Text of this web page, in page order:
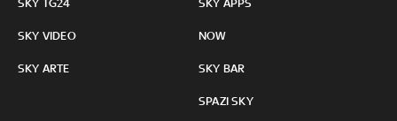
SKY TG24
SKY VIDEO
SKY ARTE
SKY APPS
NOW
SKY BAR
SPAZI SKY